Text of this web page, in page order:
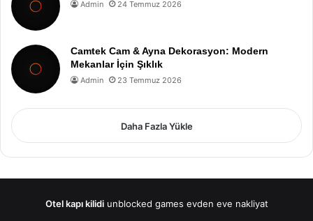
Admin 24 Temmuz 2026
Camtek Cam & Ayna Dekorasyon: Modern
Mekanlar İçin Şıklık
Admin 23 Temmuz 2026
Daha Fazla Yükle
Otel kapı kilidi unblocked games evden eve nakliyat